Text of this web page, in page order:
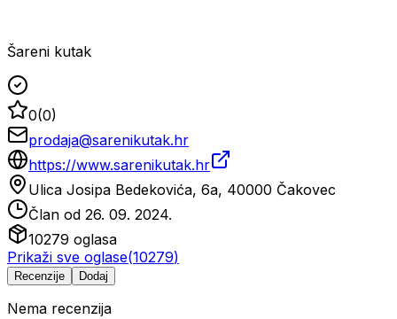
Šareni kutak
0(0)
prodaja@sarenikutak.hr
https://www.sarenikutak.hr
Ulica Josipa Bedekovića, 6a, 40000 Čakovec
Član od 26. 09. 2024.
10279 oglasa
Prikaži sve oglase(10279)
Recenzije Dodaj
Nema recenzija